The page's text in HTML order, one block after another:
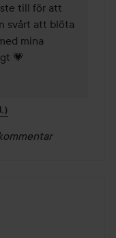
till för att
svårt att blöta
mina
💗
1 vecka